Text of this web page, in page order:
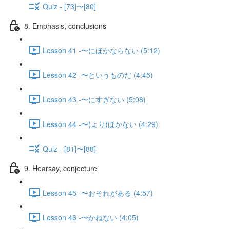
Quiz - [73]〜[80]
8. Emphasis, conclusions
Lesson 41 -〜にほかならない (5:12)
Lesson 42 -〜というものだ (4:45)
Lesson 43 -〜にすぎない (5:08)
Lesson 44 -〜(より)ほかない (4:29)
Quiz - [81]〜[88]
9. Hearsay, conjecture
Lesson 45 -〜おそれがある (4:57)
Lesson 46 -〜かねない (4:05)